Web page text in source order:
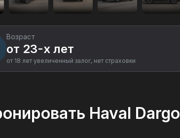
Возраст
от 23-х лет
от 18 лет увеличенный залог, нет страховки
Haval Dargo